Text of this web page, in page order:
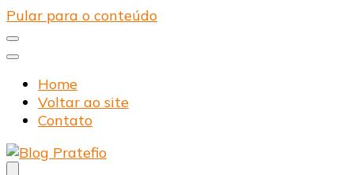
Pular para o conteúdo
Home
Voltar ao site
Contato